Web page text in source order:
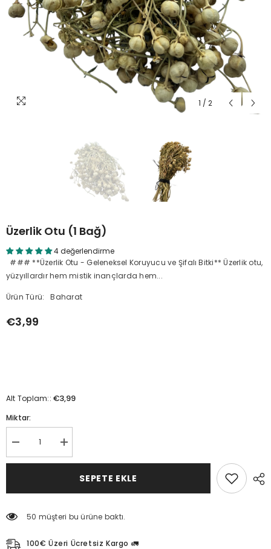
1 / 2
Üzerlik Otu (1 Bağ)
4 değerlendirme
### **Üzerlik Otu - Geleneksel Koruyucu ve Şifalı Bitki** Üzerlik otu,
yüzyıllardır hem mistik inançlarda hem...
Ürün Türü: Baharat
€3,99
Alt Toplam::€3,99
Miktar:
otu
(1
miktarı
Üzerlik
otu
(1
miktarı
SEPETE EKLE
50 müşteri bu ürüne baktı.
100€ Üzeri Ücretsiz Kargo 🚛